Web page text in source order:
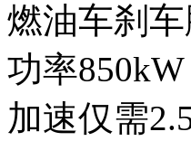
燃油车刹
功率
加速仅需